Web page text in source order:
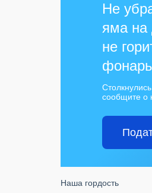
Не
яма на
не
сообщите о
Наша гордость